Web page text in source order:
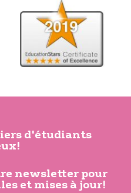
d'étudiants
newsletter pour
et mises à jour!